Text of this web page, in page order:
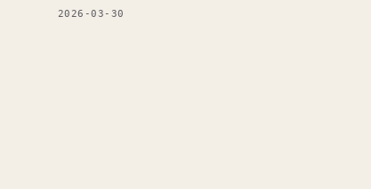
2026-03-30